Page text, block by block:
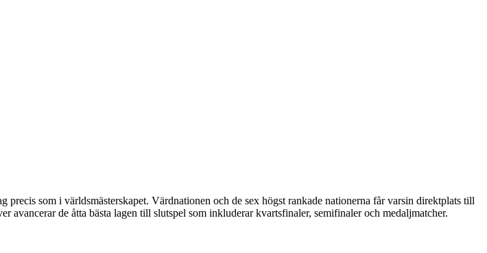
som i världsmästerskapet. Värdnationen och de sex högst rankade nationerna får varsin direktplats till
avancerar de åtta bästa lagen till slutspel som inkluderar kvartsfinaler, semifinaler och medaljmatcher.